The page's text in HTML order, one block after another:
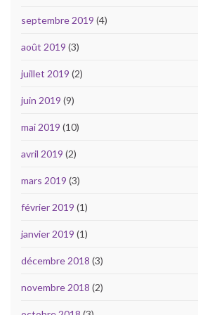
septembre 2019 (4)
août 2019 (3)
juillet 2019 (2)
juin 2019 (9)
mai 2019 (10)
avril 2019 (2)
mars 2019 (3)
février 2019 (1)
janvier 2019 (1)
décembre 2018 (3)
novembre 2018 (2)